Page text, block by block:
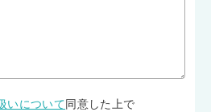
いについて 同意した上で